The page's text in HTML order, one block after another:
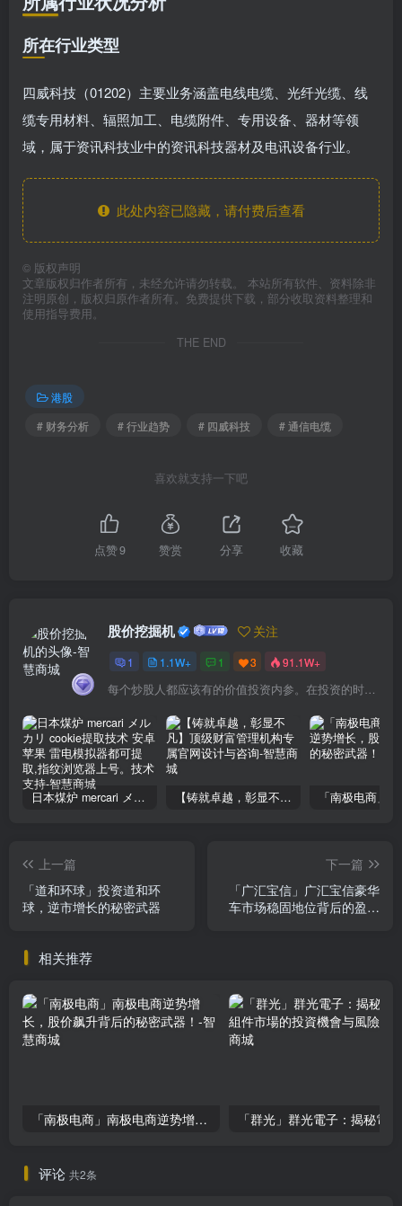
所在行业类型
四威科技（01202）主要业务涵盖电线电缆、光纤光缆、线
缆专用材料、辐照加工、电缆附件、专用设备、器材等领
域，属于资讯科技业中的资讯科技器材及电讯设备行业。
此处内容已隐藏，请付费后查看
© 版权声明
文章版权归作者所有，未经允许请勿转载。 本站所有软件、资料除非
注明原创，版权归原作者所有。免费提供下载，部分收取资料整理和
使用指导费用。
THE END
港股
# 财务分析
# 行业趋势 # 四威科技 # 通信电缆
喜欢就支持一下吧
点赞9 赞赏 分享 收藏
股价挖掘机 关注
1 1.1W+ 1 3 91.1W+
每个炒股人都应该有的价值投资内参。在投资的时候，我们把自己看成是企业分析师——而不是市场分析师，也不是宏观经济分析师，更不是证券分析师。
日本煤炉 mercari メルカリ cookie提取技术 安卓 苹果 雷电模拟器都可提取,指纹浏览器上号。技术支持 【铸就卓越，彰显不凡】顶级财富管理机构专属官网设计与咨询
上一篇
「道和环球」投资道和环
球，逆市增长的秘密武器
下一篇
「广汇宝信」广汇宝信豪华
车市场稳固地位背后的盈利
相关推荐
「南极电商」南极电商逆势增长，股价飙升背后的秘密武器！
评论 共2条